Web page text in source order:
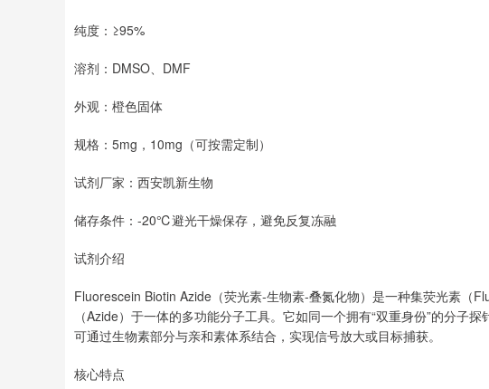
纯度：≥95%
溶剂：DMSO、DMF
外观：橙色固体
规格：5mg，10mg（可按需定制）
试剂厂家：西安凯新生物
储存条件：-20℃避光干燥保存，避免反复冻融
试剂介绍
Fluorescein Biotin Azide（荧光素-生物素-叠氮化物）是一种集荧光素（
（Azide）于一体的多功能分子工具。它如同一个拥有“双重身份”的分子
可通过生物素部分与亲和素体系结合，实现信号放大或目标捕获。
核心特点
深证成指 14070.78